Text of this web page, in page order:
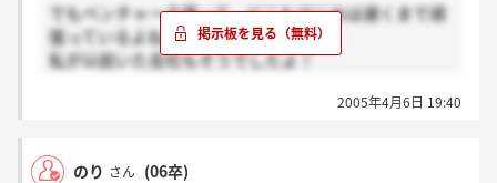
でもベンチャー企業って、どこもはじめは遅くまで頑
張っているよねぇ～
私が以前いた会社もそうでしたよ！
ところで、のりさんは、この会社を希望しているので
2005年4月6日 19:40
のり さん (06卒)